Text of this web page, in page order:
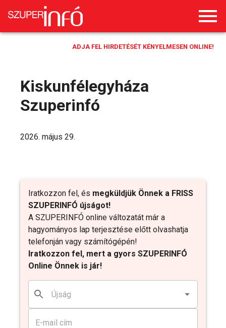
ADJA FEL HIRDETÉSÉT KÉNYELMESEN ONLINE!
Kiskunfélegyháza
Szuperinfó
Iratkozzon fel, és megküldjük Önnek a FRISS
SZUPERINFÓ újságot!
A SZUPERINFÓ online változatát már a
hagyományos lap terjesztése előtt olvashatja
telefonján vagy számítógépén!
Iratkozzon fel, mert a gyors SZUPERINFÓ
Online Önnek is jár!
2026. május 29.